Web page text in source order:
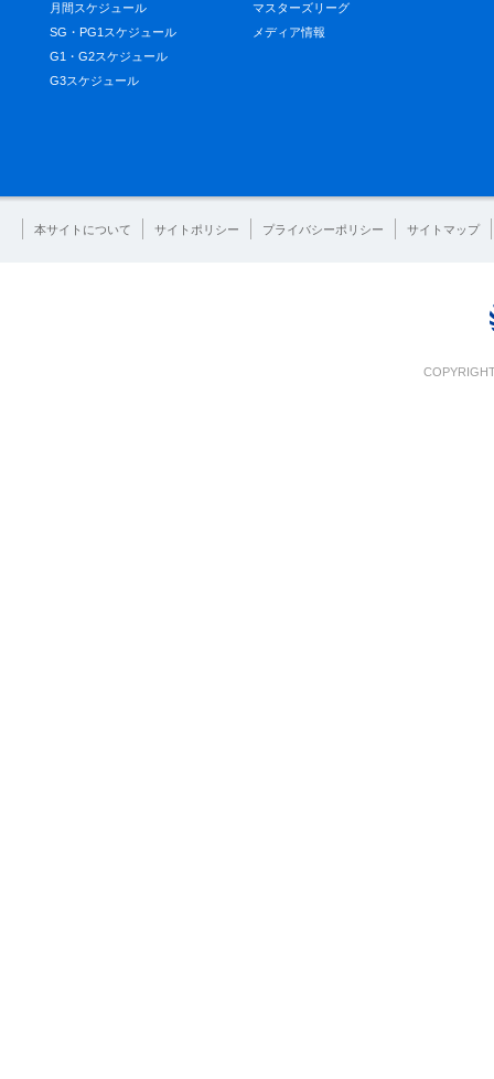
月間スケジュール
SG・PG1スケジュール
G1・G2スケジュール
G3スケジュール
マスターズリーグ
メディア情報
本サイトについて サイトポリシー プライバシーポリシー サイトマップ